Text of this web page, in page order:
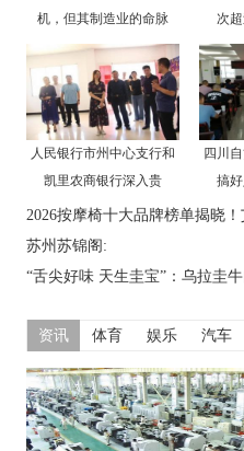
机，但其制造业的命脉
次
人民银行市州中心支行和
凯里农商银行深入贵
四川
搞
2026按摩椅十大品牌榜单揭晓
苏州苏锦阁:
“舌尖好味 天生圭宝”：乌拉圭
资讯 体育 娱乐 汽车